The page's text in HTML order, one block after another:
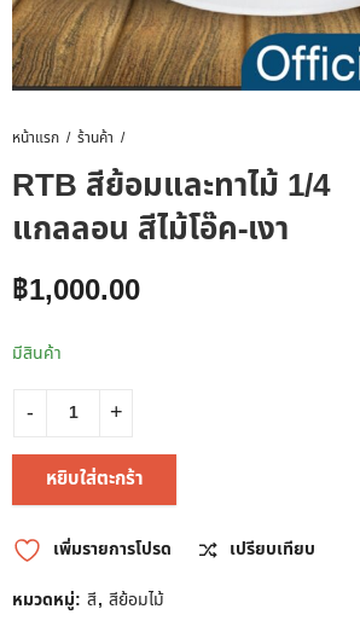
หน้าแรก ร้านค้า
RTB สีย้อมและทาไม้ 1/4
แกลลอน สีไม้โอ๊ค-เงา
฿1,000.00
มีสินค้า
หยิบใส่ตะกร้า
เพิ่มรายการโปรด
เปรียบเทียบ
หมวดหมู่: สี, สีย้อมไม้